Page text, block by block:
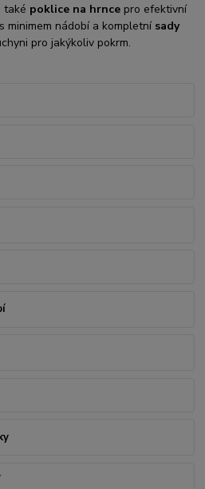
také poklice na hrnce pro efektivní
minimem nádobí a kompletní sady
pro jakýkoliv pokrm.